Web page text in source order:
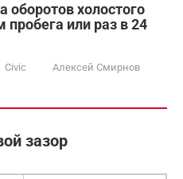
оборотов холостого
или раз в 24
Civic Алексей Смирнов
зазор